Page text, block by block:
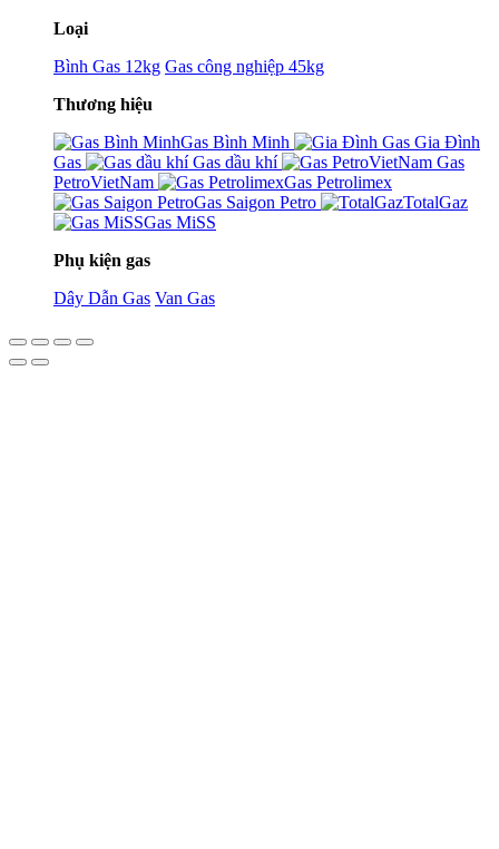
Loại
Bình Gas 12kg Gas công nghiệp 45kg
Thương hiệu
Gas Bình Minh
Gia Đình
Gas
Gas dầu khí
Gas
PetroVietNam
Gas Petrolimex
Gas Saigon Petro
TotalGaz
Gas MiSS
Phụ kiện gas
Dây Dẫn Gas Van Gas